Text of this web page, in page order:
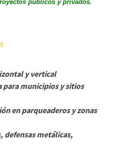
públicos y privados.
y vertical
para municipios y sitios
en parqueaderos y zonas
defensas metálicas,